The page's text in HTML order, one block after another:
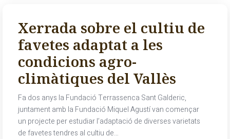
Xerrada sobre el cultiu de
favetes adaptat a les
condicions agro-
climàtiques del Vallès
Fa dos anys la Fundació Terrassenca Sant Galderic,
juntament amb la Fundació Miquel Agustí van començar
un projecte per estudiar l’adaptació de diverses varietats
de favetes tendres al cultiu de…